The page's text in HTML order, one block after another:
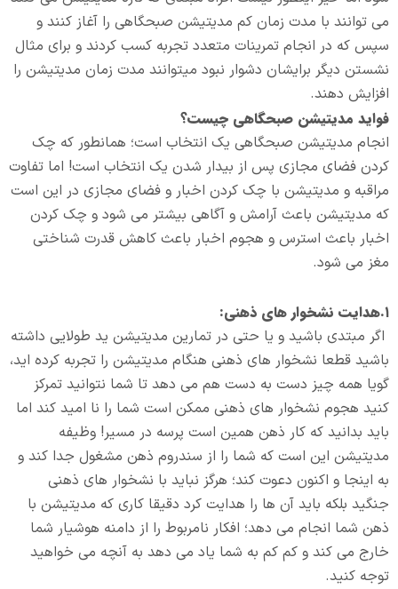
می توانند با مدت زمان کم مدیتیشن صبحگاهی را آغاز کنند و
سپس که در انجام تمرینات متعدد تجربه کسب کردند و برای مثال
نشستن دیگر برایشان دشوار نبود میتوانند مدت زمان مدیتیشن را
افزایش دهند.
فواید مدیتیشن صبحگاهی چیست؟
انجام مدیتیشن صبحگاهی یک انتخاب است؛ همانطور که چک
کردن فضای مجازی پس از بیدار شدن یک انتخاب است! اما تفاوت
مراقبه و مدیتیشن با چک کردن اخبار و فضای مجازی در این است
که مدیتیشن باعث آرامش و آگاهی بیشتر می شود و چک کردن
اخبار باعث استرس و هجوم اخبار باعث کاهش قدرت شناختی
مغز می شود.
۱.هدایت نشخوار های ذهنی:
اگر مبتدی باشید و یا حتی در تمارین مدیتیشن ید طولایی داشته
باشید قطعا نشخوار های ذهنی هنگام مدیتیشن را تجربه کرده اید،
گویا همه چیز دست به دست هم می دهد تا شما نتوانید تمرکز
کنید هجوم نشخوار های ذهنی ممکن است شما را نا امید کند اما
باید بدانید که کار ذهن همین است پرسه در مسیر! وظیفه
مدیتیشن این است که شما را از سندروم ذهن مشغول جدا کند و
به اینجا و اکنون دعوت کند؛ هرگز نباید با نشخوار های ذهنی
جنگید بلکه باید آن ها را هدایت کرد دقیقا کاری که مدیتیشن با
ذهن شما انجام می دهد؛ افکار نامربوط را از دامنه هوشیار شما
خارج می کند و کم کم به شما یاد می دهد به آنچه می خواهید
توجه کنید.